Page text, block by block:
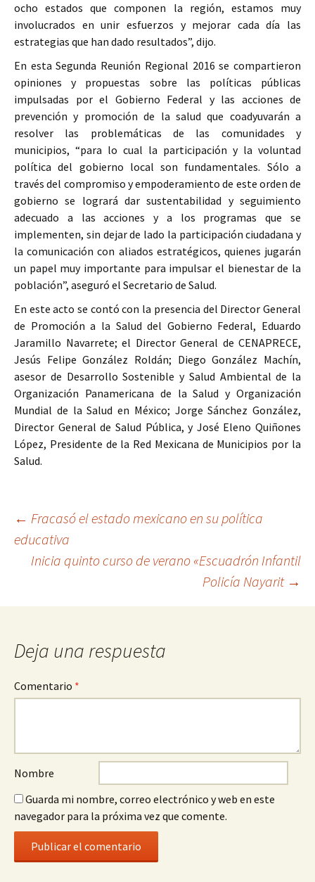
ocho estados que componen la región, estamos muy
involucrados en unir esfuerzos y mejorar cada día las
estrategias que han dado resultados”, dijo.
En esta Segunda Reunión Regional 2016 se compartieron
opiniones y propuestas sobre las políticas públicas
impulsadas por el Gobierno Federal y las acciones de
prevención y promoción de la salud que coadyuvarán a
resolver las problemáticas de las comunidades y
municipios, “para lo cual la participación y la voluntad
política del gobierno local son fundamentales. Sólo a
través del compromiso y empoderamiento de este orden de
gobierno se logrará dar sustentabilidad y seguimiento
adecuado a las acciones y a los programas que se
implementen, sin dejar de lado la participación ciudadana y
la comunicación con aliados estratégicos, quienes jugarán
un papel muy importante para impulsar el bienestar de la
población”, aseguró el Secretario de Salud.
En este acto se contó con la presencia del Director General
de Promoción a la Salud del Gobierno Federal, Eduardo
Jaramillo Navarrete; el Director General de CENAPRECE,
Jesús Felipe González Roldán; Diego González Machín,
asesor de Desarrollo Sostenible y Salud Ambiental de la
Organización Panamericana de la Salud y Organización
Mundial de la Salud en México; Jorge Sánchez González,
Director General de Salud Pública, y José Eleno Quiñones
López, Presidente de la Red Mexicana de Municipios por la
Salud.
entrada
← Fracasó el estado mexicano en su política
educativa
Inicia quinto curso de verano «Escuadrón Infantil
Policía Nayarit →
Deja una respuesta
Comentario *
Nombre
Guarda mi nombre, correo electrónico y web en este
navegador para la próxima vez que comente.